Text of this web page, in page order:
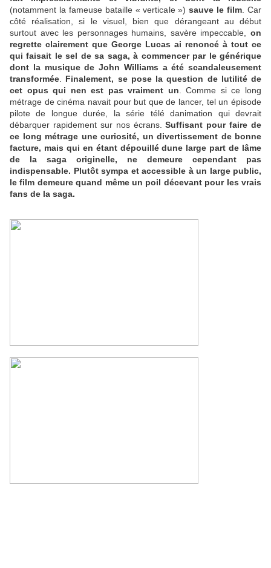
(notamment la fameuse bataille « verticale »)sauve le film . Car
côté réalisation, si le visuel, bien que dérangeant au début
surtout avec les personnages humains, savère impeccable, on
regrette clairement que George Lucas ai renoncé à tout ce
qui faisait le sel de sa saga, à commencer par le générique
dont la musique de John Williams a été scandaleusement
transformée
Finalement, se pose la question de lutilité de
cet opus qui nen est pas vraiment un . Comme si ce long
métrage de cinéma navait pour but que de lancer, tel un épisode
pilote de longue durée, la série télé danimation qui devrait
débarquer rapidement sur nos écrans.Suffisant pour faire de
ce long métrage une curiosité, un divertissement de bonne
facture, mais qui en étant dépouillé dune large part de lâme
de la saga originelle, ne demeure cependant pas
indispensable. Plutôt sympa et accessible à un large public,
le film demeure quand même un poil décevant pour les vrais
fans de la saga.